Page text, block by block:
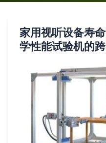
家用视听设备寿
学性能试验机的